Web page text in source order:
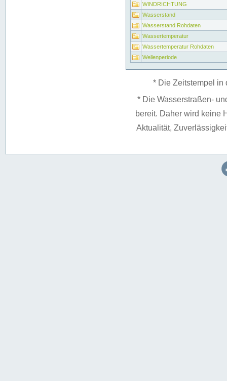
WINDRICHTUNG
Wasserstand
Wasserstand Rohdaten
Wassertemperatur
Wassertemperatur Rohdaten
Wellenperiode
* Die Zeitstempel in
* Die Wasserstraßen-
bereit. Daher wird keine
Aktualität,